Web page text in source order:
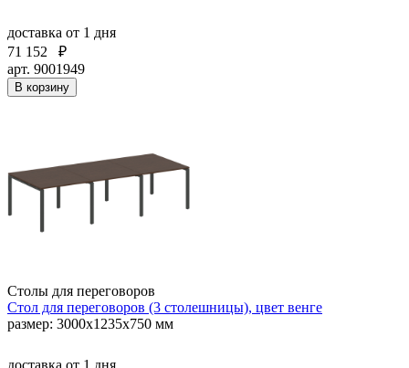
доставка от 1 дня
71 152
₽
арт. 9001949
В корзину
Столы для переговоров
Стол для переговоров (3 столешницы), цвет венге
размер: 3000х1235х750 мм
доставка от 1 дня